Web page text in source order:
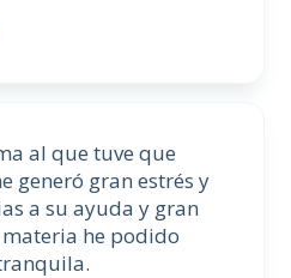
al que tuve que
generó gran estrés y
a su ayuda y gran
he podido